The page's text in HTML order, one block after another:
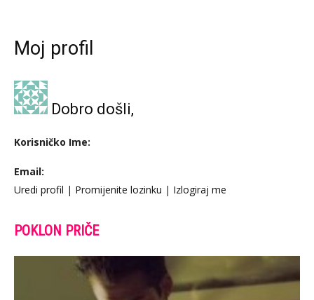
Moj profil
Dobro došli,
Korisničko Ime:
Email:
Uredi profil | Promijenite lozinku | Izlogiraj me
POKLON PRIČE